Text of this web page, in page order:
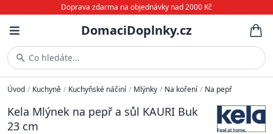
Doprava zdarma na objednávky nad 2000 Kč
DomaciDoplnky.cz
Co hledáte...
Úvod / Kuchyně / Kuchyňské náčiní / Mlýnky / Na koření / Na pepř
Kela Mlýnek na pepř a sůl KAURI Buk
23 cm